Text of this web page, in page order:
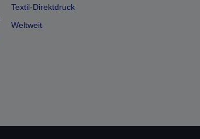
Textil-Direktdruck
Weltweit